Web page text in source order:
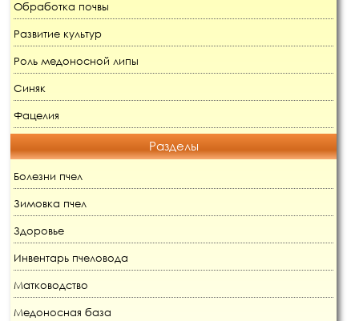
Обработка почвы
Развитие культур
Роль медоносной липы
Синяк
Фацелия
Разделы
Болезни пчел
Зимовка пчел
Здоровье
Инвентарь пчеловода
Матководство
Медоносная база